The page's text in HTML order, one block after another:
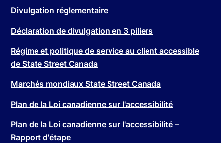
Divulgation réglementaire
Déclaration de divulgation en 3 piliers
Régime et politique de service au client accessible
de State Street Canada
Marchés mondiaux State Street Canada
Plan de la Loi canadienne sur l'accessibilité
Plan de la Loi canadienne sur l'accessibilité –
Rapport d'étape